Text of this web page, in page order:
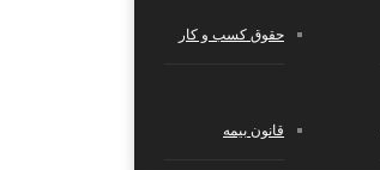
حقوق کسب‌ و کار
قانون بیمه